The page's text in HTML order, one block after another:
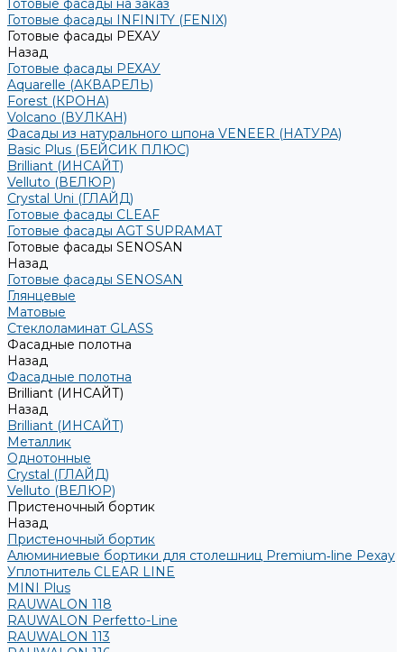
Готовые фасады на заказ
Готовые фасады INFINITY (FENIX)
Готовые фасады РЕХАУ
Назад
Готовые фасады РЕХАУ
Aquarelle (АКВАРЕЛЬ)
Forest (КРОНА)
Volcano (ВУЛКАН)
Фасады из натурального шпона VENEER (НАТУРА)
Basic Plus (БЕЙСИК ПЛЮС)
Brilliant (ИНСАЙТ)
Velluto (ВЕЛЮР)
Crystal Uni (ГЛАЙД)
Готовые фасады CLEAF
Готовые фасады AGT SUPRAMAT
Готовые фасады SENOSAN
Назад
Готовые фасады SENOSAN
Глянцевые
Матовые
Стеклоламинат GLASS
Фасадные полотна
Назад
Фасадные полотна
Brilliant (ИНСАЙТ)
Назад
Brilliant (ИНСАЙТ)
Металлик
Однотонные
Crystal (ГЛАЙД)
Velluto (ВЕЛЮР)
Пристеночный бортик
Назад
Пристеночный бортик
Алюминиевые бортики для столешниц Premium‑line Рехау
Уплотнитель CLEAR LINE
MINI Plus
RAUWALON 118
RAUWALON Perfetto-Line
RAUWALON 113